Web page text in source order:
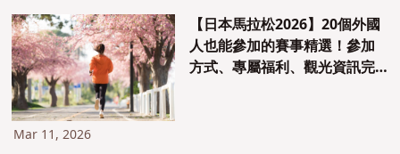
【日本馬拉松2026】20個外國
人也能參加的賽事精選！參加
方式、專屬福利、觀光資訊完
Mar 11, 2026